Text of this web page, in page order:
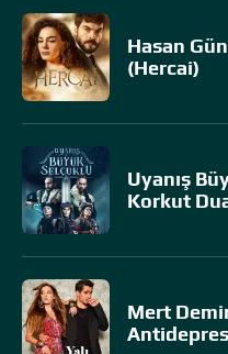
Hasan
(Hercai)
Uyanış
Korkut
Mert